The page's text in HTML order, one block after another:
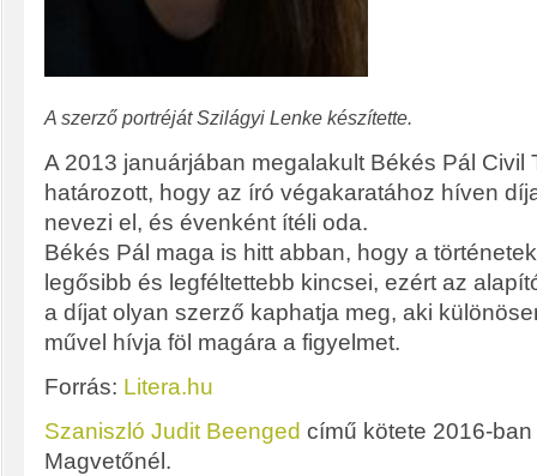
A szerző portréját Szilágyi Lenke készítette.
A 2013 januárjában megalakult Békés Pál Civil
határozott, hogy az író végakaratához híven
nevezi el, és évenként ítéli oda.
Békés Pál maga is hitt abban, hogy a
legősibb és legféltettebb kincsei, ezért az
a díjat olyan szerző kaphatja meg, aki
művel hívja föl magára a figyelmet.
Forrás: Litera.hu
Szaniszló Judit Beenged című kötete 2016-
Magvetőnél.